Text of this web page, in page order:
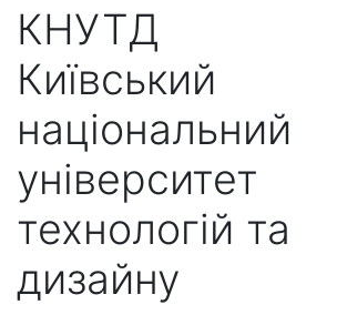
КНУТД
Київський
національний
університет
технологій та
дизайну